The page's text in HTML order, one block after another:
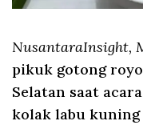
NusantaraInsight,
pikuk gotong
Selatan saat
kolak labu kuning